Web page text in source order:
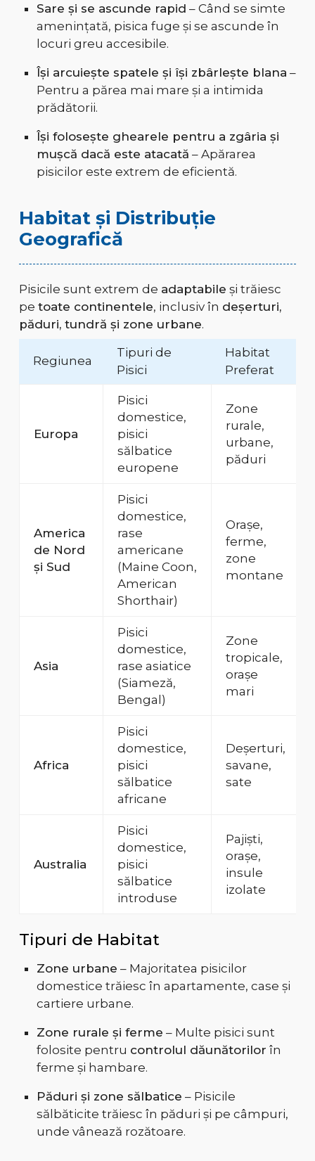
Sare și se ascunde rapid – Când se simte
amenințată, pisica fuge și se ascunde în
locuri greu accesibile.
Își arcuiește spatele și își zbârlește blana –
Pentru a părea mai mare și a intimida
prădătorii.
Își folosește ghearele pentru a zgâria și
mușcă dacă este atacată – Apărarea
pisicilor este extrem de eficientă.
Habitat și Distribuție
Geografică
Pisicile sunt extrem de adaptabile și trăiesc
pe toate continentele, inclusiv în deșerturi,
păduri, tundră și zone urbane.
Regiunea
Tipuri de
Pisici
Habitat
Preferat
Europa
Pisici
domestice,
pisici
sălbatice
europene
Zone
rurale,
urbane,
păduri
America
de Nord
și Sud
Pisici
domestice,
rase
americane
(Maine Coon,
American
Shorthair)
Orașe,
ferme,
zone
montane
Asia
Pisici
domestice,
rase asiatice
(Siameză,
Bengal)
Zone
tropicale,
orașe
mari
Africa
Pisici
domestice,
pisici
sălbatice
africane
Deșerturi,
savane,
sate
Australia
Pisici
domestice,
pisici
sălbatice
introduse
Pajiști,
orașe,
insule
izolate
Tipuri de Habitat
Zone urbane – Majoritatea pisicilor
domestice trăiesc în apartamente, case și
cartiere urbane.
Zone rurale și ferme – Multe pisici sunt
folosite pentru controlul dăunătorilor în
ferme și hambare.
Păduri și zone sălbatice – Pisicile
sălbăticite trăiesc în păduri și pe câmpuri,
unde vânează rozătoare.